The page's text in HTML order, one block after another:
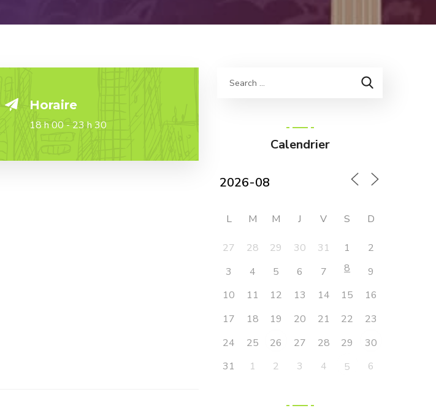
Horaire
18 h 00 - 23 h 30
Calendrier
L M M J V S D
27 28 29 30 31 1
2
3
4 5 6 7 8
9
10
11 12 13 14 15
16
17
18 19 20 21 22
23
24
25 26 27 28 29
30
31
1 2 3 4 5 6